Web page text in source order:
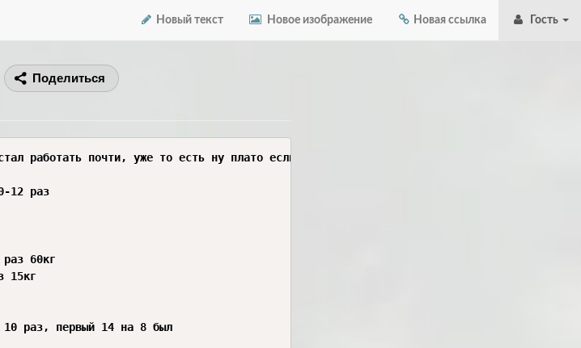
Новый текст Новое изображение Новая ссылка Гость
Поделиться
на 10 раз, первый 14 на 8 был
воскресенье 22 марта :
подъем на бицепс сидя : 17,5кг 3 подхода по 8 раз
подъем на бицепс стоя 30кг 3 подхода на 10 раз
с супинацией бицепс: 16кг 3 подхода на 8 раз
комплекс на плечи 3 подхода 8кг(6раз по 6) 
брусья с 10кг 3 подхода по 10-12
трицепс в кроссовере 3 подхода 64кг на 10-12 раз
24 марта вторник: 
жим лёжа 80 проц 3 подхода 70кг на раз 8
жим в Хаммере 3 подхода 27,5кг на 10 раз
бабочка в кроссовере : 3 подхода 12кг на 10 раз
тяга вертикального блока : 68кг на 10 раз 3 подхода (1 утяжелитель) 
тяга т грифа: 3 подхода 8 раз 37,5кг
тяга горизонтального блока узким хватом 55кг 2 подхода по 8
четверг 26 марта:
брусья: 3 подхода с 10кг на 12 раз
трицепс в кроссовере 3 подхода 68кг на 8 раз
бицепс Шварценеггера 3 подхода 25кг по 18 раз(с прямым грифом) 
молотки 17,5кг на 8 раз 3 подхода 
техника анатоли на бицепс 17,5кг 3 подхода на 8 раз 
комплекс на плечи 3 подхода 8кг(7раз по 6подходов) 
28 марта суббота: 
жим лёжа: 2 подхода 80кг на 3 раза (на 1 87,5кг, 90кг на 1 не получилось )
жим гантелей на наклонной скамье : 20кг на 8 раз 3 подхода 
бабочка в кроссовере : 3 подхода 12кг на 10 раз
подтягивания с весом: 3 подхода с 15 кг 8 раз
тяга т грифа: 3 подхода 8 раз 37,5кг
где тренер советовал(на широчайшие) : 30кг на 12 раз
понедельник 30 марта:
жим лёжа 3 подхода 8 раз 70кг(последний 7) 
жим гантелей на наклонной: 20кг на 9 раз
тяга вертикального блока : 68кг на 10 раз 3 подхода 
тяга горизонтального блока узким хватом 55кг 2 подхода по 8
жим ногами:: 200кг 3 подхода на 10 раз
бицепс стоя: 3 подхода по 10 раз 30кг
трицепс в кроссовере 3 подхода 68кг на 10 раз
жим сидя гантелей на плечи 3 подхода 8 раз 17,5кг(послдений подход 20кг на 6) 
1 апреля среда:
жим лёжа 3 подхода 55кг на 12